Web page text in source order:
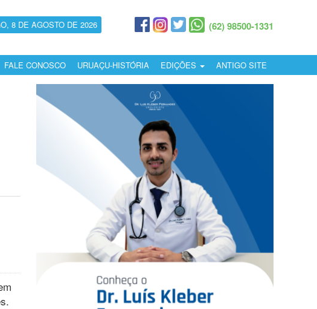
8 DE AGOSTO DE 2026 (62) 98500-1331
FALE CONOSCO URUAÇU-HISTÓRIA EDIÇÕES ANTIGO SITE